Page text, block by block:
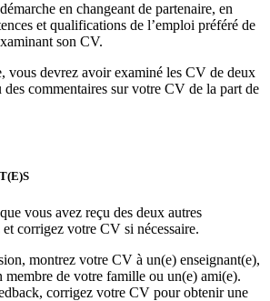
en changeant de partenaire, en
et qualifications de l’emploi préféré de
son CV.
vous devrez avoir examiné les CV de deux
des commentaires sur votre CV de la part de
vous avez reçu des deux autres
corrigez votre CV si nécessaire.
montrez votre CV à un(e) enseignant(e),
de votre famille ou un(e) ami(e).
corrigez votre CV pour obtenir une